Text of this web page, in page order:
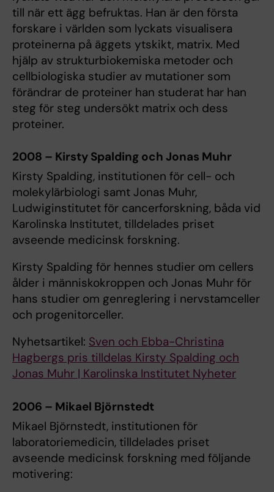
till när ett ägg befruktas. Han är den första
forskare i världen som lyckats visualisera
proteinerna på äggets ytskikt, matrix. Med
hjälp av strukturbiokemiska metoder och
cellbiologiska studier av mutationer som
förändrar de proteiner han studerat har han
steg för steg undersökt matrix och dess
proteiner.
2008 – Kirsty Spalding och Jonas Muhr
Kirsty Spalding, institutionen för cell- och
molekylärbiologi samt Jonas Muhr,
Ludwiginstitutet för cancerforskning, båda vid
Karolinska Institutet, tilldelades priset
avseende medicinsk forskning.
Kirsty Spalding för hennes studier om cellers
ålder i människokroppen och Jonas Muhr för
hans studier om genreglering i nervstamceller
och progenitorceller.
Nyhetsartikel: Sven och Ebba-Christina
Hagbergs pris tilldelas Kirsty Spalding och
Jonas Muhr | Karolinska Institutet Nyheter
2006 – Mikael Björnstedt
Mikael Björnstedt, institutionen för
laboratoriemedicin, tilldelades priset
avseende medicinsk forskning med följande
motivering: